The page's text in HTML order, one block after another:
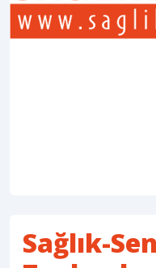
Sağlık-